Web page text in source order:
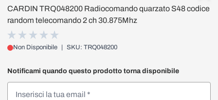
CARDIN TRQ048200 Radiocomando quarzato S48 codice
random telecomando 2 ch 30.875Mhz
Non Disponibile SKU: TRQ048200
Notificami quando questo prodotto torna disponibile